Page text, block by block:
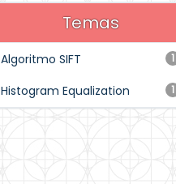
Temas
1
Algoritmo SIFT
1
Histogram Equalization